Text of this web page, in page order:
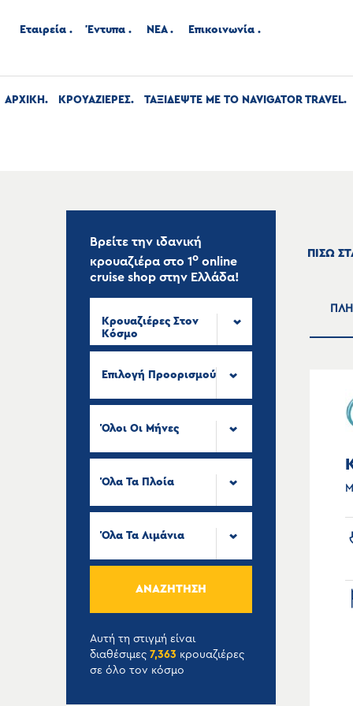
Εταιρεία Έντυπα ΝΕΑ Επικοινωνία
ΑΡΧΙΚΉ ΚΡΟΥΑΖΙΕΡΕΣ ΤΑΞΙΔΕΨΤΕ ΜΕ ΤΟ NAVIGATOR TRAVEL
Βρείτε την ιδανική
κρουαζιέρα στο 1ο online
cruise shop στην Ελλάδα!
Κρουαζιέρες Στον
Κόσμο
Επιλογή Προορισμού
Όλοι Οι Μήνες
Όλα Τα Πλοία
Όλα Τα Λιμάνια
ΑΝΑΖΉΤΗΣΗ
Αυτή τη στιγμή είναι
διαθέσιμες 7,363 κρουαζιέρες
σε όλο τον κόσμο
ΠΙΣΩ